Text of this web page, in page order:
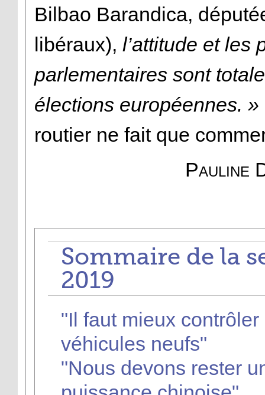
Bilbao Barandica,
libéraux), l’attitude et les
parlementaires sont
élections européennes. »
routier ne fait que
Pauline
Sommaire de la
2019
"Il faut mieux
véhicules neufs"
"Nous devons rester